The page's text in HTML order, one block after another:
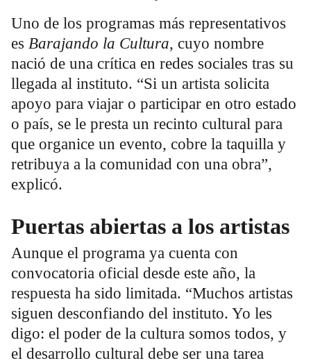
Uno de los programas más representativos
es Barajando la Cultura, cuyo nombre
nació de una crítica en redes sociales tras su
llegada al instituto. “Si un artista solicita
apoyo para viajar o participar en otro estado
o país, se le presta un recinto cultural para
que organice un evento, cobre la taquilla y
retribuya a la comunidad con una obra”,
explicó.
Puertas abiertas a los artistas
Aunque el programa ya cuenta con
convocatoria oficial desde este año, la
respuesta ha sido limitada. “Muchos artistas
siguen desconfiando del instituto. Yo les
digo: el poder de la cultura somos todos, y
el desarrollo cultural debe ser una tarea